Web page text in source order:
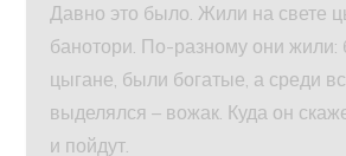
Давно это было. Жили на свете
банотори. По-разному они
цыгане, были богатые, а среди
выделялся – вожак. Куда он
и пойдут.